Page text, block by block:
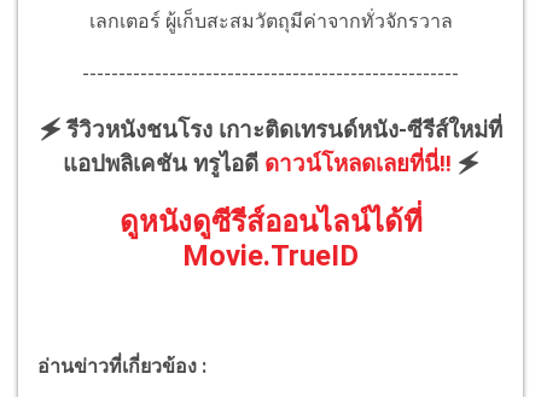
เลกเตอร์ ผู้เก็บสะสมวัตถุมีค่าจากทั่วจักรวาล
----------------------------------------------------
🗲 รีวิวหนังชนโรง เกาะติดเทรนด์หนัง-ซีรีส์ใหม่ที่
แอปพลิเคชัน ทรูไอดี ดาวน์โหลดเลยที่นี่!! 🗲
ดูหนังดูซีรีส์ออนไลน์ได้ที่
Movie.TrueID
อ่านข่าวที่เกี่ยวข้อง :